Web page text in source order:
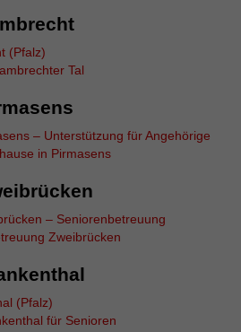
(Pfalz)
Tal
– Unterstützung für Angehörige
in Pirmasens
– Seniorenbetreuung
Zweibrücken
(Pfalz)
für Senioren